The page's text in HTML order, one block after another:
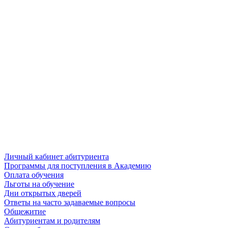
Личный кабинет абитуриента
Программы для поступления в Академию
Оплата обучения
Льготы на обучение
Дни открытых дверей
Ответы на часто задаваемые вопросы
Общежитие
Абитуриентам и родителям